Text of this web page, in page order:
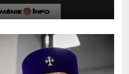
contre
arméniens